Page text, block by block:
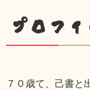
プロフ
７０歳て、己書と